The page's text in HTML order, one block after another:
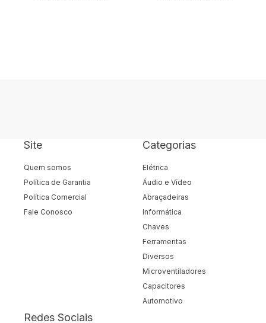
Site
Quem somos
Política de Garantia
Política Comercial
Fale Conosco
Categorias
Elétrica
Áudio e Vídeo
Abraçadeiras
Informática
Chaves
Ferramentas
Diversos
Microventiladores
Capacitores
Automotivo
Redes Sociais